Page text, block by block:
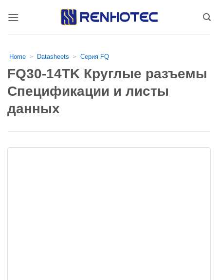
Home > Datasheets > Серия FQ
FQ30-14TK Круглые разъемы
Спецификации и листы
данных